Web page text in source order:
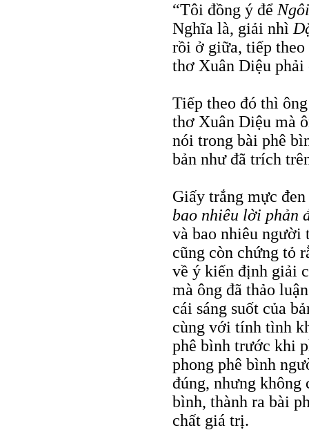
“Tôi đồng ý để
Nghĩa là, giải nhì
rồi ở giữa, tiếp
thơ Xuân Diệu
Tiếp theo đó thì
thơ Xuân Diệu mà
nói trong bài phê
bản như đã trích
Giấy trắng mực
bao nhiêu lời phản
và bao nhiêu người
cũng còn chứng tỏ
về ý kiến định giải
mà ông đã thảo
cái sáng suốt của
cùng với tính tình
phê bình trước khi
phong phê bình
đúng, nhưng không
bình, thành ra bài
chất giá trị.